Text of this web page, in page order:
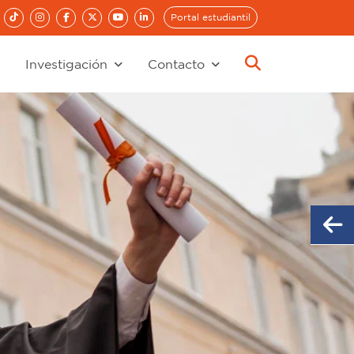
Portal estudiantil
Investigación Contacto